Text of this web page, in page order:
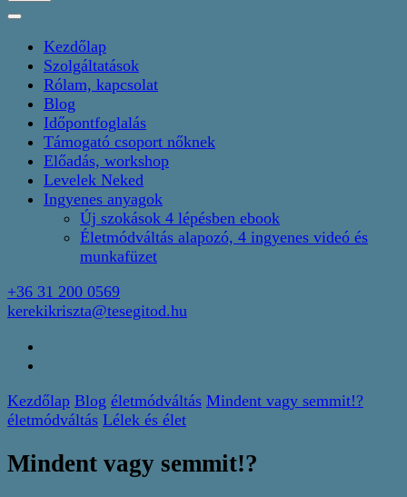
Kezdőlap
Szolgáltatások
Rólam, kapcsolat
Blog
Időpontfoglalás
Támogató csoport nőknek
Előadás, workshop
Levelek Neked
Ingyenes anyagok
Új szokások 4 lépésben ebook
Életmódváltás alapozó, 4 ingyenes videó és
munkafüzet
+36 31 200 0569
kerekikriszta@tesegitod.hu
Kezdőlap Blog életmódváltás Mindent vagy semmit!?
életmódváltás Lélek és élet
Mindent vagy semmit!?